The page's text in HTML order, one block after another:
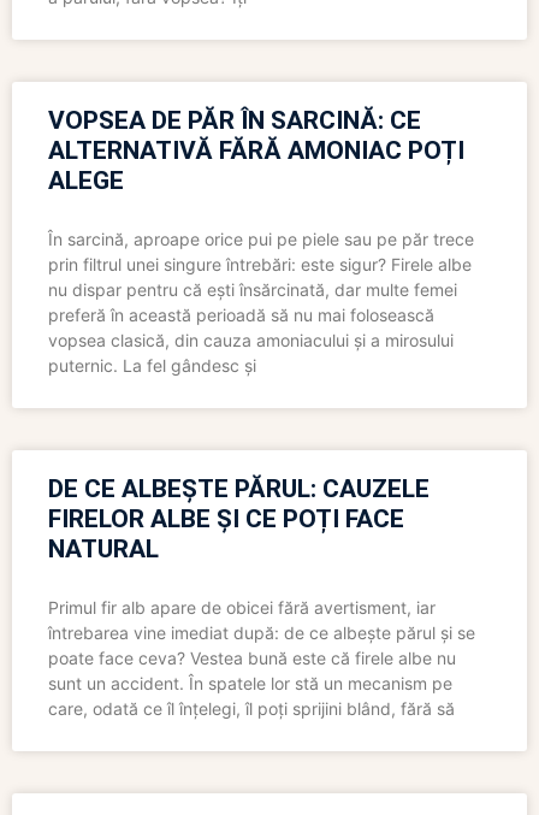
VOPSEA DE PĂR ÎN SARCINĂ: CE
ALTERNATIVĂ FĂRĂ AMONIAC POȚI
ALEGE
În sarcină, aproape orice pui pe piele sau pe păr trece
prin filtrul unei singure întrebări: este sigur? Firele albe
nu dispar pentru că ești însărcinată, dar multe femei
preferă în această perioadă să nu mai folosească
vopsea clasică, din cauza amoniacului și a mirosului
puternic. La fel gândesc și
DE CE ALBEȘTE PĂRUL: CAUZELE
FIRELOR ALBE ȘI CE POȚI FACE
NATURAL
Primul fir alb apare de obicei fără avertisment, iar
întrebarea vine imediat după: de ce albește părul și se
poate face ceva? Vestea bună este că firele albe nu
sunt un accident. În spatele lor stă un mecanism pe
care, odată ce îl înțelegi, îl poți sprijini blând, fără să